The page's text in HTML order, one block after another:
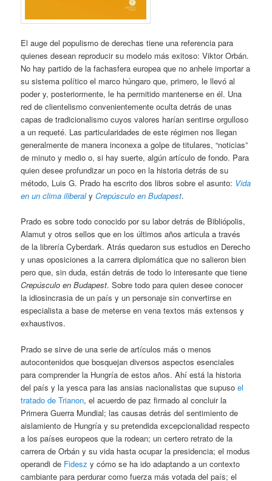
El auge del populismo de derechas tiene una referencia para
quienes desean reproducir su modelo más exitoso: Viktor Orbán.
No hay partido de la fachasfera europea que no anhele importar a
su sistema político el marco húngaro que, primero, le llevó al
poder y, posteriormente, le ha permitido mantenerse en él. Una
red de clientelismo convenientemente oculta detrás de unas
capas de tradicionalismo cuyos valores harían sentirse orgulloso
a un requeté. Las particularidades de este régimen nos llegan
generalmente de manera inconexa a golpe de titulares, “noticias”
de minuto y medio o, si hay suerte, algún artículo de fondo. Para
quien desee profundizar un poco en la historia detrás de su
método, Luis G. Prado ha escrito dos libros sobre el asunto: Vida
en un clima iliberalyCrepúsculo en Budapest.
Prado es sobre todo conocido por su labor detrás de Bibliópolis,
Alamut y otros sellos que en los últimos años articula a través
de la librería Cyberdark. Atrás quedaron sus estudios en Derecho
y unas oposiciones a la carrera diplomática que no salieron bien
pero que, sin duda, están detrás de todo lo interesante que tiene
Crepúsculo en Budapest. Sobre todo para quien desee conocer
la idiosincrasia de un país y un personaje sin convertirse en
especialista a base de meterse en vena textos más extensos y
exhaustivos.
Prado se sirve de una serie de artículos más o menos
autocontenidos que bosquejan diversos aspectos esenciales
para comprender la Hungría de estos años. Ahí está la historia
del país y la yesca para las ansias nacionalistas que supusoel
tratado de Trianon, el acuerdo de paz firmado al concluir la
Primera Guerra Mundial; las causas detrás del sentimiento de
aislamiento de Hungría y su pretendida excepcionalidad respecto
a los países europeos que la rodean; un certero retrato de la
carrera de Orbán y su vida hasta ocupar la presidencia; el modus
operandi de Fidesz y cómo se ha ido adaptando a un contexto
cambiante para perdurar como fuerza más votada del país; el